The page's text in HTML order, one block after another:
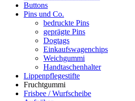
Buttons
Pins und Co.
bedruckte Pins
geprägte Pins
Dogtags
Einkaufswagenchips
Weichgummi
Handtaschenhalter
Lippenpflegestifte
Fruchtgummi
Frisbee / Wurfscheibe